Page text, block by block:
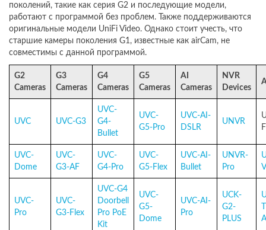
поколений, такие как серия G2 и последующие модели,
работают с программой без проблем. Также поддерживаются
оригинальные модели UniFi Video. Однако стоит учесть, что
старшие камеры поколения G1, известные как airCam, не
совместимы с данной программой.
G2
Cameras
G3
Cameras
G4
Cameras
G5
Cameras
AI
Cameras
NVR
Devices
UVC UVC-G3
UVC-
G4-
Bullet
UVC-
G5-Pro
UVC-AI-
DSLR
UNVR
UVC-
Dome
UVC-
G3-AF
UVC-
G4-Pro
UVC-
G5-Flex
UVC-AI-
Bullet
UNVR-
Pro
UVC-
Pro
UVC-
G3-Flex
UVC-G4
Doorbell
Pro PoE
Kit
UVC-
G5-
Dome
UVC-AI-
Pro
UCK-
G2-
PLUS